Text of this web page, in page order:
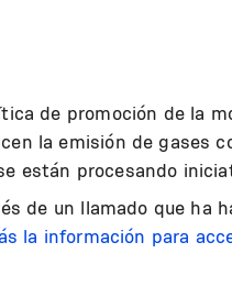
de promoción de la
la emisión de gases
están procesando
de un llamado que ha
la información para